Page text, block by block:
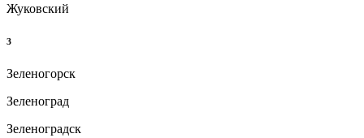
Жуковский
З
Зеленогорск
Зеленоград
Зеленоградск